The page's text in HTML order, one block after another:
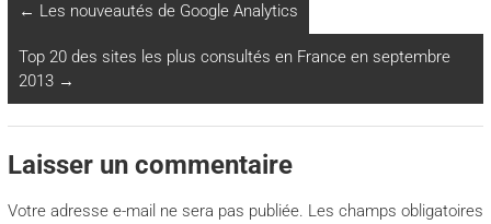
← Les nouveautés de Google Analytics
Top 20 des sites les plus consultés en France en septembre
2013 →
Laisser un commentaire
Votre adresse e-mail ne sera pas publiée. Les champs obligatoires